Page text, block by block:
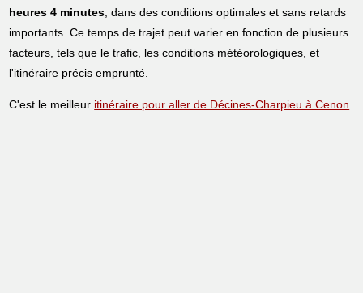
heures 4 minutes, dans des conditions optimales et sans retards
importants. Ce temps de trajet peut varier en fonction de plusieurs
facteurs, tels que le trafic, les conditions météorologiques, et
l'itinéraire précis emprunté.
C'est le meilleur itinéraire pour aller de Décines-Charpieu à Cenon.